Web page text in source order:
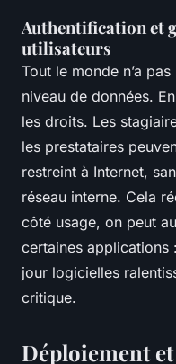
Authentification et
utilisateurs
Tout le monde n’a
niveau de données.
les droits. Les
les prestataires
restreint à Internet,
réseau interne. Cela
côté usage, on peut
certaines applications
jour logicielles
critique.
Déploiement